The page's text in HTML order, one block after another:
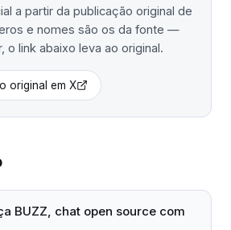
a partir da publicação original de
e nomes são os da fonte —
o link abaixo leva ao original.
original em X
BUZZ, chat open source com